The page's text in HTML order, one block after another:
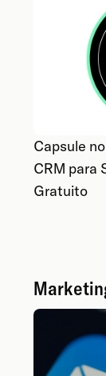
Capsule
CRM para
Gratuito